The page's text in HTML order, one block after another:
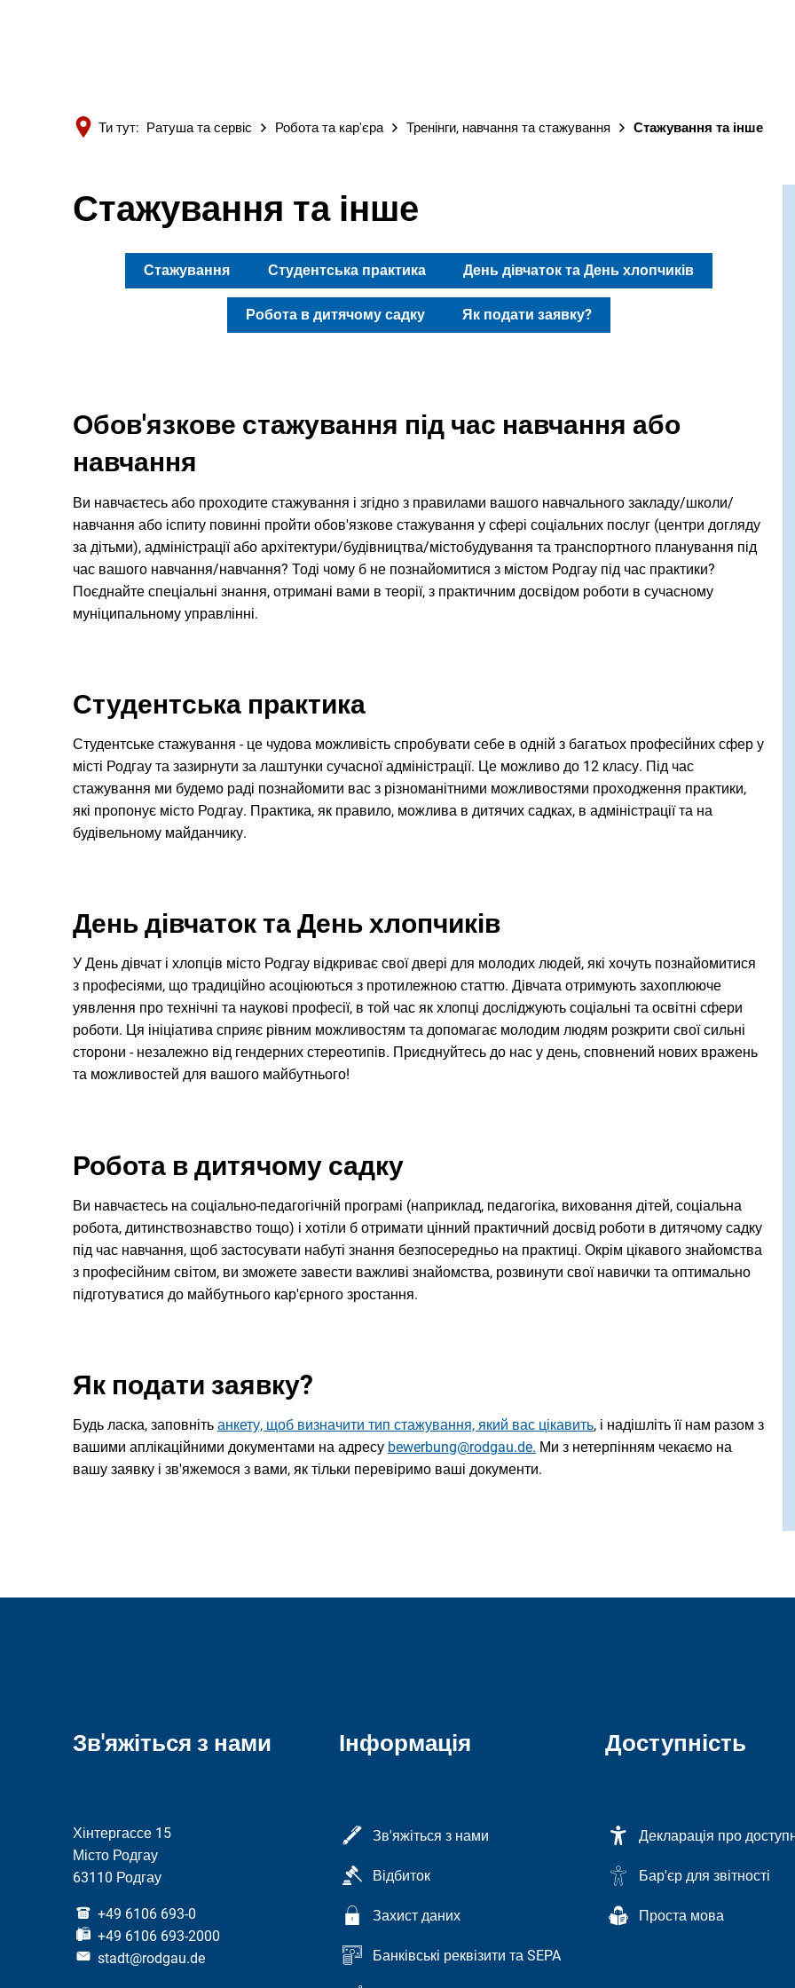
Ти тут: Ратуша та сервіс Робота та кар'єра Тренінги, навчання та стажування Стажування та інше
Стажування та інше
Стажування Студентська практика День дівчаток та День хлопчиків
Робота в дитячому садку Як подати заявку?
Обов'язкове стажування під час навчання або
навчання
Ви навчаєтесь або проходите стажування і згідно з правилами вашого навчального закладу/школи/
навчання або іспиту повинні пройти обов'язкове стажування у сфері соціальних послуг (центри догляду
за дітьми), адміністрації або архітектури/будівництва/містобудування та транспортного планування під
час вашого навчання/навчання? Тоді чому б не познайомитися з містом Родгау під час практики?
Поєднайте спеціальні знання, отримані вами в теорії, з практичним досвідом роботи в сучасному
муніципальному управлінні.
Студентська практика
Студентське стажування - це чудова можливість спробувати себе в одній з багатьох професійних сфер у
місті Родгау та зазирнути за лаштунки сучасної адміністрації. Це можливо до 12 класу. Під час
стажування ми будемо раді познайомити вас з різноманітними можливостями проходження практики,
які пропонує місто Родгау. Практика, як правило, можлива в дитячих садках, в адміністрації та на
будівельному майданчику.
День дівчаток та День хлопчиків
У День дівчат і хлопців місто Родгау відкриває свої двері для молодих людей, які хочуть познайомитися
з професіями, що традиційно асоціюються з протилежною статтю. Дівчата отримують захоплююче
уявлення про технічні та наукові професії, в той час як хлопці досліджують соціальні та освітні сфери
роботи. Ця ініціатива сприяє рівним можливостям та допомагає молодим людям розкрити свої сильні
сторони - незалежно від гендерних стереотипів. Приєднуйтесь до нас у день, сповнений нових вражень
та можливостей для вашого майбутнього!
Робота в дитячому садку
Ви навчаєтесь на соціально-педагогічній програмі (наприклад, педагогіка, виховання дітей, соціальна
робота, дитинствознавство тощо) і хотіли б отримати цінний практичний досвід роботи в дитячому садку
під час навчання, щоб застосувати набуті знання безпосередньо на практиці. Окрім цікавого знайомства
з професійним світом, ви зможете завести важливі знайомства, розвинути свої навички та оптимально
підготуватися до майбутнього кар'єрного зростання.
Як подати заявку?
Будь ласка, заповніть анкету, щоб визначити тип стажування, який вас цікавить, і надішліть її нам разом з
вашими аплікаційними документами на адресу bewerbung@rodgau.de. Ми з нетерпінням чекаємо на
вашу заявку і зв'яжемося з вами, як тільки перевіримо ваші документи.
Зв'яжіться з нами
Хінтергассе 15
Місто Родгау
63110 Родгау
+49 6106 693-0
+49 6106 693-2000
stadt@rodgau.de
Інформація
Зв'яжіться з нами
Відбиток
Захист даних
Банківські реквізити та SEPA
Доступність
Декларація про
Бар'єр для звітності
Проста мова